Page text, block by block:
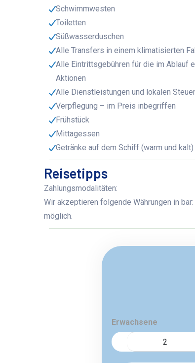
Schwimmwesten
Toiletten
Süßwasserduschen
Alle Transfers in einem klimatisierten
Alle Eintrittsgebühren für die im Ablauf
Aktionen
Alle Dienstleistungen und lokalen
Verpflegung – im Preis inbegriffen
Frühstück
Mittagessen
Getränke auf dem Schiff (warm und kalt)
Reisetipps
Zahlungsmodalitäten:
Wir akzeptieren folgende Währungen in
möglich.
Erwachsene